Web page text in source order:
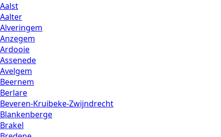
Aalst
Aalter
Alveringem
Anzegem
Ardooie
Assenede
Avelgem
Beernem
Berlare
Beveren-Kruibeke-Zwijndrecht
Blankenberge
Brakel